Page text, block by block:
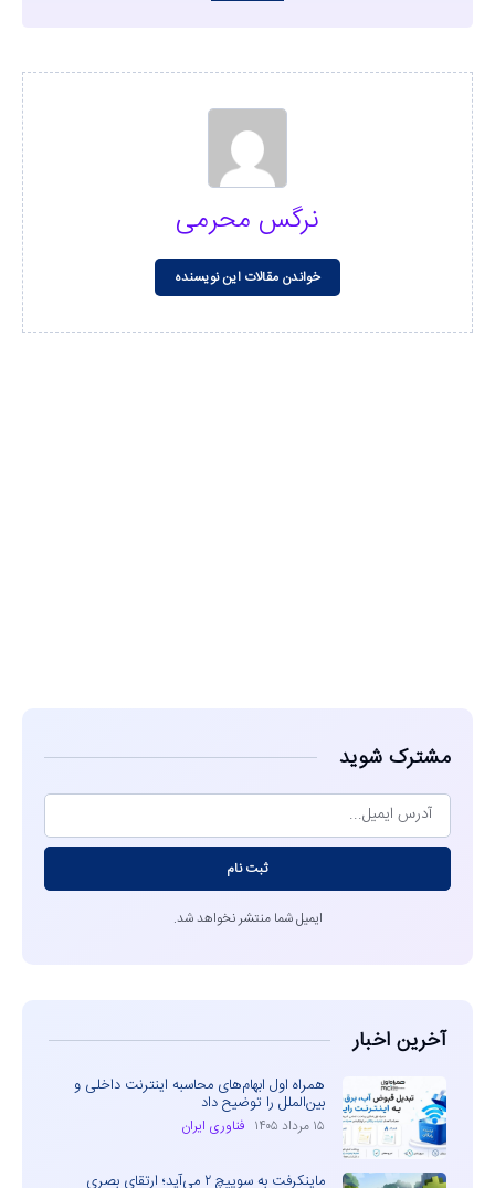
نرگس محرمی
خواندن مقالات این نویسنده
مشترک شوید
ثبت نام
ایمیل شما منتشر نخواهد شد.
آخرین اخبار
همراه اول ابهام‌های محاسبه اینترنت داخلی و
بین‌الملل را توضیح داد
۱۵ مرداد ۱۴۰۵ فناوری ایران
ماینکرفت به سوییچ ۲ می‌آید؛ ارتقای بصری